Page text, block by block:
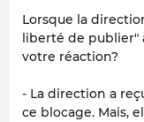
Lorsque la
liberté de publier"
votre réaction?
- La direction a
ce blocage. Mais,